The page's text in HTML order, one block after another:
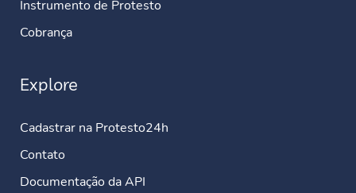
Instrumento de Protesto
Cobrança
Explore
Cadastrar na Protesto24h
Contato
Documentação da API